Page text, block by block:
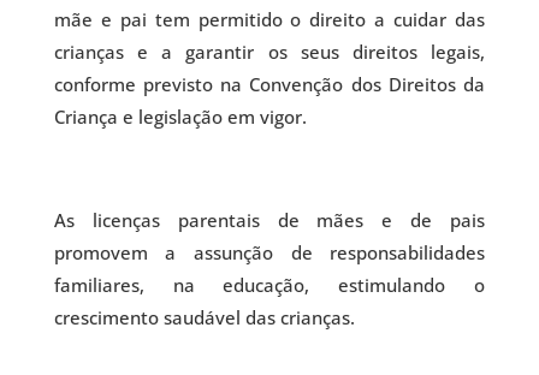
mãe e pai tem permitido o direito a cuidar das
crianças e a garantir os seus direitos legais,
conforme previsto na Convenção dos Direitos da
Criança e legislação em vigor.
As licenças parentais de mães e de pais
promovem a assunção de responsabilidades
familiares, na educação, estimulando o
crescimento saudável das crianças.